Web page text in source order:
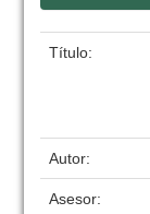
Título:
Autor:
Asesor: